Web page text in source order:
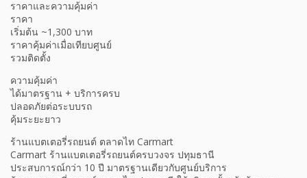
ราคาและความคุ้มค่า
ราคา
เริ่มต้น ~1,300 บาท
ราคาคุ้มค่าเมื่อเทียบศูนย์
รวมติดตั้ง
ความคุ้มค่า
ได้มาตรฐาน + บริการครบ
ปลอดภัยต่อระบบรถ
คุ้มระยะยาว
ร้านแบตเตอรี่รถยนต์ ตลาดไท Carmart
Carmart ร้านแบตเตอรี่รถยนต์ครบวงจร ปทุมธานี
ประสบการณ์กว่า 10 ปี มาตรฐานเดียวกับศูนย์บริการ